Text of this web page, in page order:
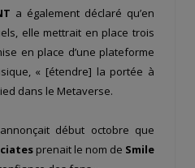
a également déclaré qu’en
elle mettrait en place trois
en place d’une plateforme
« [étendre] la portée à
dans le Metaverse.
annonçait début octobre que
prenait le nom de Smile